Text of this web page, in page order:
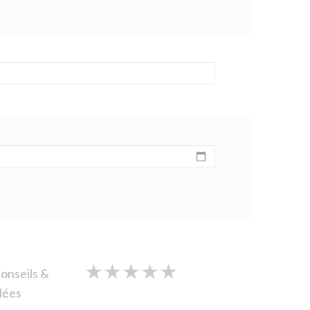
&
★
★★
★★★
★★★★
★★★★★